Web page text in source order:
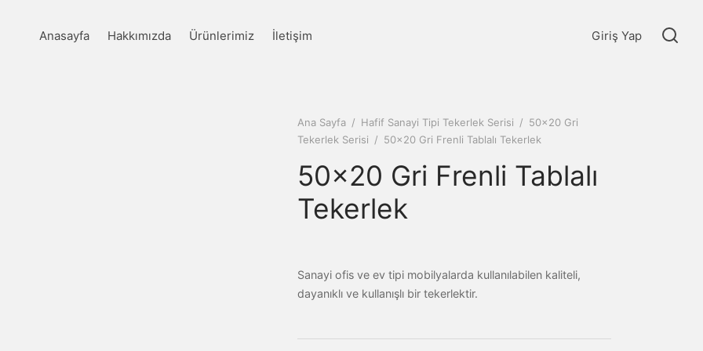
Anasayfa Hakkımızda Ürünlerimiz İletişim Giriş Yap
Ana Sayfa / Hafif Sanayi Tipi Tekerlek Serisi / 50x20 Gri
Tekerlek Serisi / 50×20 Gri Frenli Tablalı Tekerlek
50×20 Gri Frenli Tablalı
Tekerlek
Sanayi ofis ve ev tipi mobilyalarda kullanılabilen kaliteli,
dayanıklı ve kullanışlı bir tekerlektir.